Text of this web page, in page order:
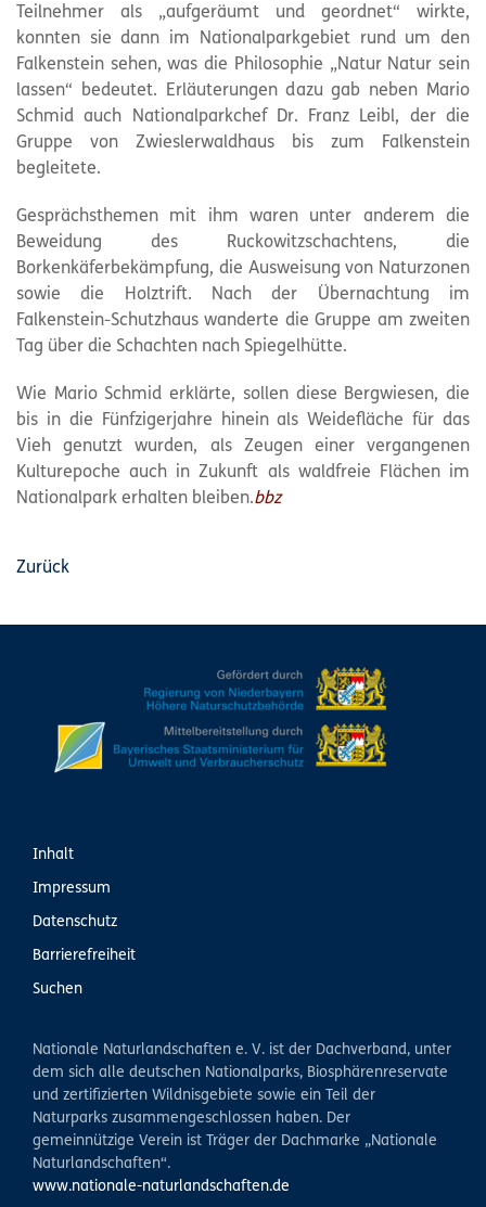
Teilnehmer als „aufgeräumt und geordnet“ wirkte,
konnten sie dann im Nationalparkgebiet rund um den
Falkenstein sehen, was die Philosophie „Natur Natur sein
lassen“ bedeutet. Erläuterungen dazu gab neben Mario
Schmid auch Nationalparkchef Dr. Franz Leibl, der die
Gruppe von Zwieslerwaldhaus bis zum Falkenstein
begleitete.
Gesprächsthemen mit ihm waren unter anderem die
Beweidung des Ruckowitzschachtens, die
Borkenkäferbekämpfung, die Ausweisung von Naturzonen
sowie die Holztrift. Nach der Übernachtung im
Falkenstein-Schutzhaus wanderte die Gruppe am zweiten
Tag über die Schachten nach Spiegelhütte.
Wie Mario Schmid erklärte, sollen diese Bergwiesen, die
bis in die Fünfzigerjahre hinein als Weidefläche für das
Vieh genutzt wurden, als Zeugen einer vergangenen
Kulturepoche auch in Zukunft als waldfreie Flächen im
Nationalpark erhalten bleiben.bbz
Zurück
Inhalt
Impressum
Datenschutz
Barrierefreiheit
Suchen
Nationale Naturlandschaften e. V. ist der Dachverband, unter
dem sich alle deutschen Nationalparks, Biosphärenreservate
und zertifizierten Wildnisgebiete sowie ein Teil der
Naturparks zusammengeschlossen haben. Der
gemeinnützige Verein ist Träger der Dachmarke „Nationale
Naturlandschaften“.
www.nationale-naturlandschaften.de